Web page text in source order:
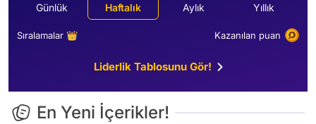
Günlük Haftalık Aylık Yıllık
Sıralamalar 👑 Kazanılan puan
Liderlik Tablosunu Gör!
En Yeni İçerikler!